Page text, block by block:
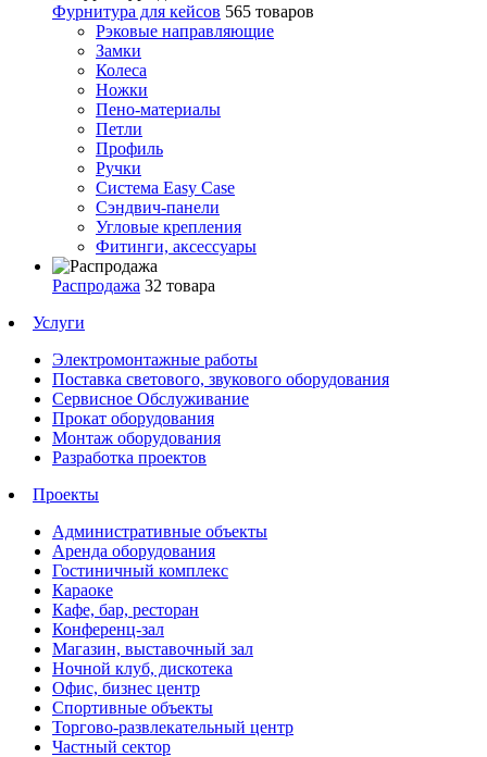
Фурнитура для кейсов 565 товаров
Рэковые направляющие
Замки
Колеса
Ножки
Пено-материалы
Петли
Профиль
Ручки
Система Easy Case
Сэндвич-панели
Угловые крепления
Фитинги, аксессуары
Распродажа 32 товара
Услуги
Электромонтажные работы
Поставка светового, звукового оборудования
Сервисное Обслуживание
Прокат оборудования
Монтаж оборудования
Разработка проектов
Проекты
Административные объекты
Аренда оборудования
Гостиничный комплекс
Караоке
Кафе, бар, ресторан
Конференц-зал
Магазин, выставочный зал
Ночной клуб, дискотека
Офис, бизнес центр
Спортивные объекты
Торгово-развлекательный центр
Частный сектор